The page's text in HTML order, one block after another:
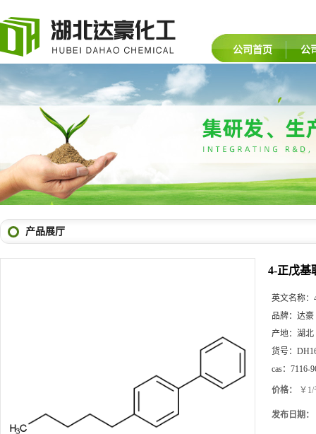
公司首页 公
产品展厅
4-正戊基
英文名称：
品牌： 达豪
产地： 湖北
货号：
cas： 7116-
价格： ￥
发布日期：